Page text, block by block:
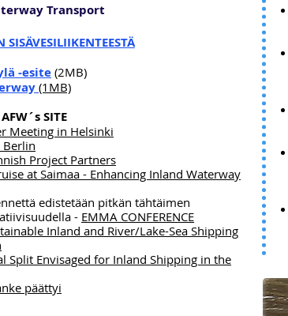
Transport
SISÄVESILIIKENTEESTÄ
-esite (2MB)
(1MB)
SITE
Meeting in Helsinki
Berlin
Project Partners
at Saimaa - Enhancing Inland Waterway
edistetään pitkän tähtäimen
- EMMA CONFERENCE
Inland and River/Lake-Sea Shipping
Split Envisaged for Inland Shipping in the
päättyi